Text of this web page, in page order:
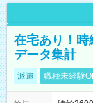
在宅あり！時
データ集計
派遣 職種未経験